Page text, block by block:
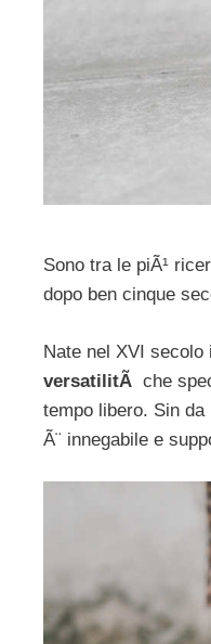
Sono tra le piÃ¹
dopo ben cinque
Nate nel XVI
versatilitÃ che
tempo libero. Sin
Ã¨ innegabile e